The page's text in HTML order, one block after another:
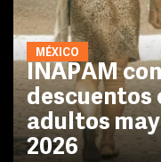
MÉXICO
INAPAM
descuentos
adultos
2026